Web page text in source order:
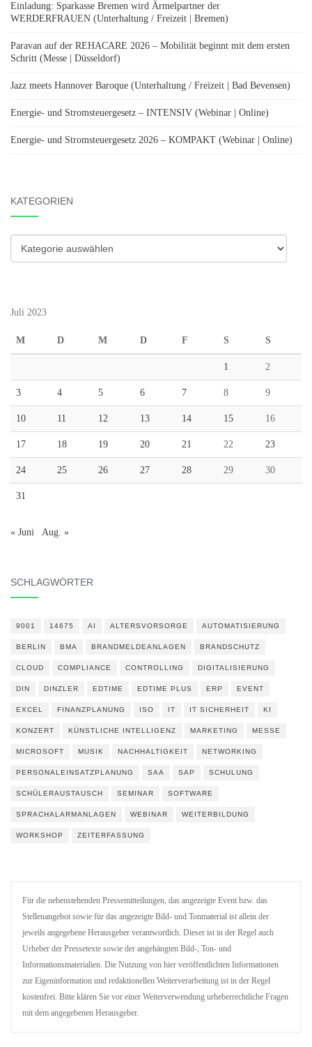
Einladung: Sparkasse Bremen wird Ärmelpartner der
WERDERFRAUEN (Unterhaltung / Freizeit | Bremen)
Paravan auf der REHACARE 2026 – Mobilität beginnt mit dem ersten
Schritt (Messe | Düsseldorf)
Jazz meets Hannover Baroque (Unterhaltung / Freizeit | Bad Bevensen)
Energie- und Stromsteuergesetz – INTENSIV (Webinar | Online)
Energie- und Stromsteuergesetz 2026 – KOMPAKT (Webinar | Online)
KATEGORIEN
Kategorien
Juli 2023
M D M D F S S
1 2
3 4 5 6 7 8 9
10 11 12 13 14 15 16
17 18 19 20 21 22 23
24 25 26 27 28 29 30
31
« Juni Aug. »
SCHLAGWÖRTER
9001 14675 AI ALTERSVORSORGE AUTOMATISIERUNG
BERLIN BMA BRANDMELDEANLAGEN BRANDSCHUTZ
CLOUD COMPLIANCE CONTROLLING DIGITALISIERUNG
DIN DINZLER EDTIME EDTIME PLUS ERP EVENT
EXCEL FINANZPLANUNG ISO IT IT SICHERHEIT KI
KONZERT KÜNSTLICHE INTELLIGENZ MARKETING MESSE
MICROSOFT MUSIK NACHHALTIGKEIT NETWORKING
PERSONALEINSATZPLANUNG SAA SAP SCHULUNG
SCHÜLERAUSTAUSCH SEMINAR SOFTWARE
SPRACHALARMANLAGEN WEBINAR WEITERBILDUNG
WORKSHOP ZEITERFASSUNG
Für die nebenstehenden Pressemitteilungen, das angezeigte Event bzw. das
Stellenangebot sowie für das angezeigte Bild- und Tonmaterial ist allein der
jeweils angegebene Herausgeber verantwortlich. Dieser ist in der Regel auch
Urheber der Pressetexte sowie der angehängten Bild-, Ton- und
Informationsmaterialien. Die Nutzung von hier veröffentlichten Informationen
zur Eigeninformation und redaktionellen Weiterverarbeitung ist in der Regel
kostenfrei. Bitte klären Sie vor einer Weiterverwendung urheberrechtliche Fragen
mit dem angegebenen Herausgeber.